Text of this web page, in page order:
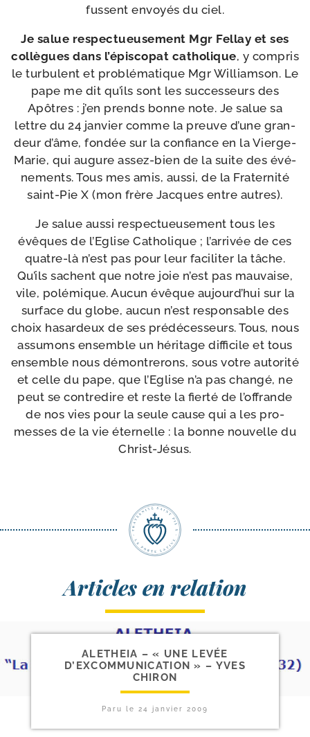
fussent envoyés du ciel.
Je salue res­pec­tueu­se­ment Mgr Fellay et ses
col­lègues dans l’é­pis­co­pat catho­lique, y com­pris
le tur­bu­lent et pro­blé­ma­tique Mgr Williamson. Le
pape me dit qu’ils sont les suc­ces­seurs des
Apôtres : j’en prends bonne note. Je salue sa
lettre du 24 jan­vier comme la preuve d’une gran­
deur d’âme, fon­dée sur la confiance en la Vierge-​
Marie, qui augure assez-​bien de la suite des évé­
ne­ments. Tous mes amis, aus­si, de la Fraternité
saint-​Pie X (mon frère Jacques entre autres).
Je salue aus­si res­pec­tueu­se­ment tous les
évêques de l’Eglise Catholique ; l’ar­ri­vée de ces
quatre-​là n’est pas pour leur faci­li­ter la tâche.
Qu’ils sachent que notre joie n’est pas mau­vaise,
vile, polé­mique. Aucun évêque aujourd’­hui sur la
sur­face du globe, aucun n’est res­pon­sable des
choix hasar­deux de ses pré­dé­ces­seurs. Tous, nous
assu­mons ensemble un héri­tage dif­fi­cile et tous
ensemble nous démon­tre­rons, sous votre auto­ri­té
et celle du pape, que l’Eglise n’a pas chan­gé, ne
peut se contre­dire et reste la fier­té de l’of­frande
de nos vies pour la seule cause qui a les pro­
messes de la vie éter­nelle : la bonne nou­velle du
Christ-Jésus.
Articles en relation
ALETHEIA – « UNE LEVÉE
D’EXCOMMUNICATION » – YVES
CHIRON
Paru le 24 janvier 2009